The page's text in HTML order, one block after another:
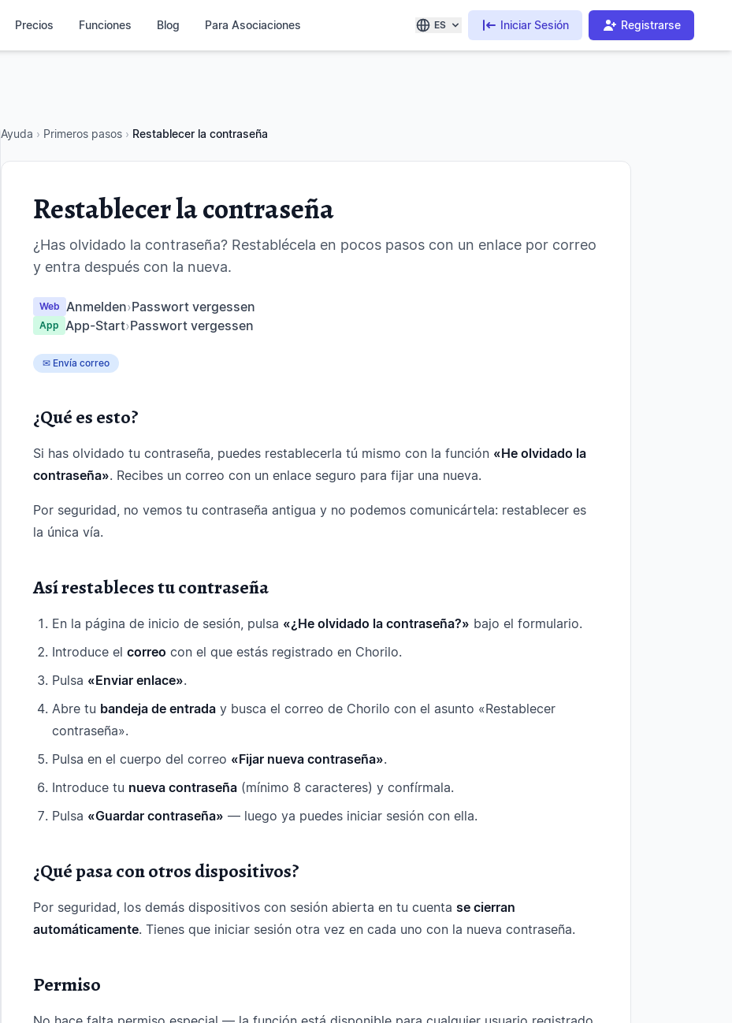
Precios Funciones Blog Para Asociaciones ES Iniciar Sesión Registrarse
Ayuda › Primeros pasos › Restablecer la contraseña
Restablecer la contraseña
¿Has olvidado la contraseña? Restablécela en pocos pasos con un enlace por correo
y entra después con la nueva.
Web Anmelden›Passwort vergessen
App App-Start›Passwort vergessen
✉ Envía correo
¿Qué es esto?
Si has olvidado tu contraseña, puedes restablecerla tú mismo con la función «He olvidado la
contraseña». Recibes un correo con un enlace seguro para fijar una nueva.
Por seguridad, no vemos tu contraseña antigua y no podemos comunicártela: restablecer es
la única vía.
Así restableces tu contraseña
En la página de inicio de sesión, pulsa «¿He olvidado la contraseña?» bajo el formulario.
Introduce el correo con el que estás registrado en Chorilo.
Pulsa «Enviar enlace».
Abre tu bandeja de entrada y busca el correo de Chorilo con el asunto «Restablecer
contraseña».
Pulsa en el cuerpo del correo «Fijar nueva contraseña».
Introduce tu nueva contraseña (mínimo 8 caracteres) y confírmala.
Pulsa «Guardar contraseña» — luego ya puedes iniciar sesión con ella.
¿Qué pasa con otros dispositivos?
Por seguridad, los demás dispositivos con sesión abierta en tu cuenta se cierran
automáticamente. Tienes que iniciar sesión otra vez en cada uno con la nueva contraseña.
Permiso